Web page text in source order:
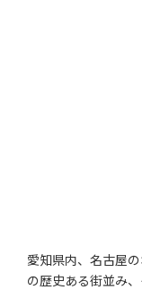
愛知県内、名古屋
の歴史ある街並み、